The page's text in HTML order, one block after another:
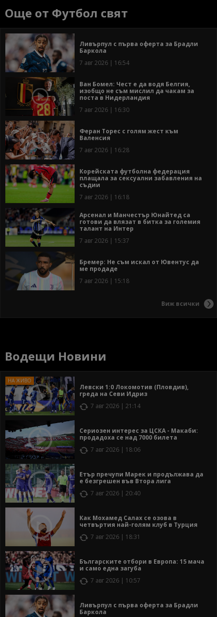
Още от Футбол свят
Ливърпул с първа оферта за Брадли
Баркола
7 авг 2026 | 16:54
Ван Бомел: Чест е да водя Белгия,
изобщо не съм мислил да чакам за
поста в Нидерландия
7 авг 2026 | 16:30
Феран Торес с голям жест към
Валенсия
7 авг 2026 | 16:28
Корейската футболна федерация
плащала за сексуални забавления на
съдии
7 авг 2026 | 16:18
Арсенал и Манчестър Юнайтед са
готови да влязат в битка за големия
талант на Интер
7 авг 2026 | 15:37
Бремер: Не съм искал от Ювентус да
ме продаде
7 авг 2026 | 15:18
Виж всички
Водещи Новини
Левски 1:0 Локомотив (Пловдив),
греда на Севи Идриз
7 авг 2026 | 21:14
Сериозен интерес за ЦСКА - Макаби:
продадоха се над 7000 билета
7 авг 2026 | 18:06
Етър пречупи Марек и продължава да
е безгрешен във Втора лига
7 авг 2026 | 20:40
Как Мохамед Салах се озова в
четвъртия най-голям клуб в Турция
7 авг 2026 | 18:31
Българските отбори в Европа: 15 мача
и само една загуба
7 авг 2026 | 10:57
Ливърпул с първа оферта за Брадли
Баркола